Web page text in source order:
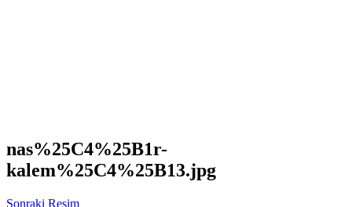
nas%25C4%25B1r-
kalem%25C4%25B13.jpg
Sonraki Resim